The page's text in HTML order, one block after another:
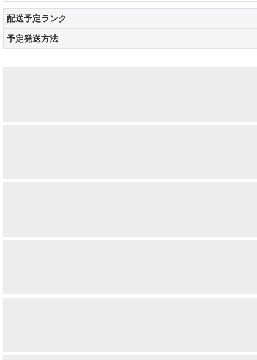
配送予定ランク
予定発送方法